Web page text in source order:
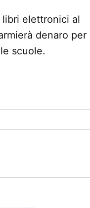
elettronici al
denaro per
scuole.